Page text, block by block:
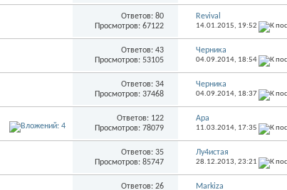
Ответов: 80
Просмотров: 67122
Revival
14.01.2015, 19:52
Ответов: 43
Просмотров: 53105
Черника
04.09.2014, 18:54
Ответов: 34
Просмотров: 37468
Черника
04.09.2014, 18:37
Ответов: 122
Просмотров: 78079
Ара
11.03.2014, 17:35
Ответов: 35
Просмотров: 85747
Лу4истая
28.12.2013, 23:21
Ответов: 26
Markiza